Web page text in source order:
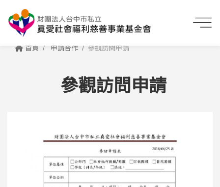
首頁 申請合作 參觀訪問申請
參觀訪問申請